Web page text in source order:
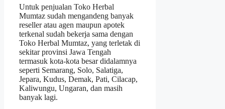
Untuk penjualan Toko Herbal
Mumtaz sudah mengandeng banyak
reseller atau agen maupun apotek
terkenal sudah bekerja sama dengan
Toko Herbal Mumtaz, yang terletak di
sekitar provinsi Jawa Tengah
termasuk kota-kota besar didalamnya
seperti Semarang, Solo, Salatiga,
Jepara, Kudus, Demak, Pati, Cilacap,
Kaliwungu, Ungaran, dan masih
banyak lagi.